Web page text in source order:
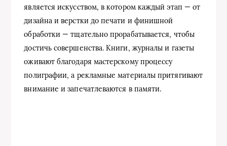
является искусством, в котором каждый этап — от
дизайна и верстки до печати и финишной
обработки — тщательно прорабатывается, чтобы
достичь совершенства. Книги, журналы и газеты
оживают благодаря мастерскому процессу
полиграфии, а рекламные материалы притягивают
внимание и запечатлеваются в памяти.